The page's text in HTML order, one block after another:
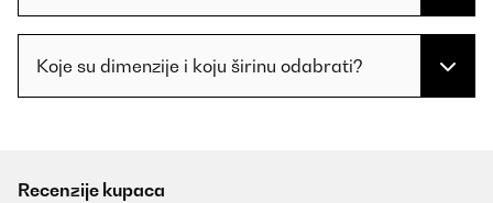
Koje su dimenzije i koju širinu odabrati?
Recenzije kupaca